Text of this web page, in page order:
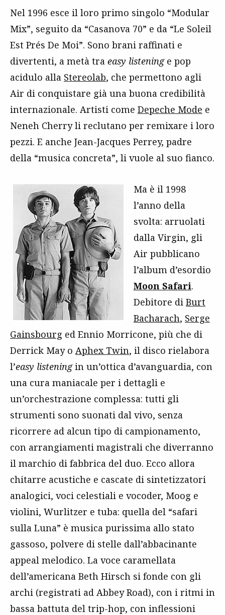
Nel 1996 esce il loro primo singolo “Modular
Mix”, seguito da “Casanova 70” e da “Le Soleil
Est Prés De Moi”. Sono brani raffinati e
divertenti, a metà tra easy listeninge pop
acidulo alla Stereolab, che permettono agli
Air di conquistare già una buona credibilità
internazionale. Artisti come Depeche Mode e
Neneh Cherry li reclutano per remixare i loro
pezzi. E anche Jean-Jacques Perrey, padre
della “musica concreta”, li vuole al suo fianco.
Ma è il 1998
l’anno della
svolta: arruolati
dalla Virgin, gli
Air pubblicano
l’album d’esordio
Moon Safari.
Debitore di Burt
Bacharach, Serge
Gainsbourg ed Ennio Morricone, più che di
Derrick May o Aphex Twin, il disco rielabora
l’easy listeningin un’ottica d’avanguardia, con
una cura maniacale per i dettagli e
un’orchestrazione complessa: tutti gli
strumenti sono suonati dal vivo, senza
ricorrere ad alcun tipo di campionamento,
con arrangiamenti magistrali che diverranno
il marchio di fabbrica del duo. Ecco allora
chitarre acustiche e cascate di sintetizzatori
analogici, voci celestiali e vocoder, Moog e
violini, Wurlitzer e tuba: quella del “safari
sulla Luna” è musica purissima allo stato
gassoso, polvere di stelle dall’abbacinante
appeal melodico. La voce caramellata
dell’americana Beth Hirsch si fonde con gli
archi (registrati ad Abbey Road), con i ritmi in
bassa battuta del trip-hop, con inflessioni